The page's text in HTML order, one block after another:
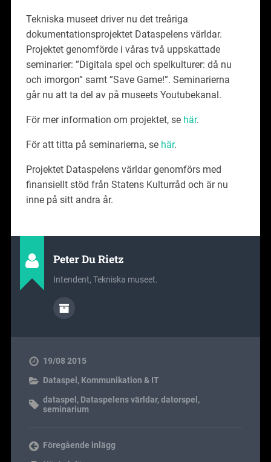
Tekniska museet driver nu det treåriga
dokumentationsprojektet Dataspelens världar.
Projektet genomförde i våras två uppskattade
seminarier: ”Digitala spel och spelkulturer: då nu
och imorgon” samt ”Save Game!”. Seminarierna
går nu att ta del av på museets Youtubekanal.
För mer information om projektet, se här.
För att titta på seminarierna, se här.
Projektet Dataspelens världar genomförs med
finansiellt stöd från Statens Kulturråd och är nu
inne på sitt andra år.
Peter Du Rietz
Intendent, Tekniska museet.
19/08 2015
Dataspel , Kommunikation & IT
dataspel , Dataspelens världar,datorspel ,
seminarium
Föregående inlägg